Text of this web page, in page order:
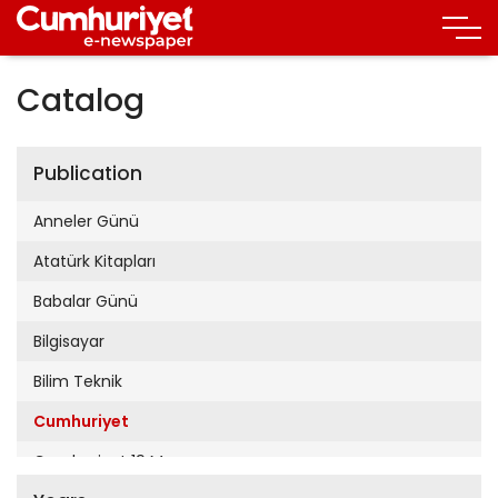
Catalog
Publication
Anneler Günü
Atatürk Kitapları
Babalar Günü
Bilgisayar
Bilim Teknik
Cumhuriyet
Cumhuriyet 19 Mayıs